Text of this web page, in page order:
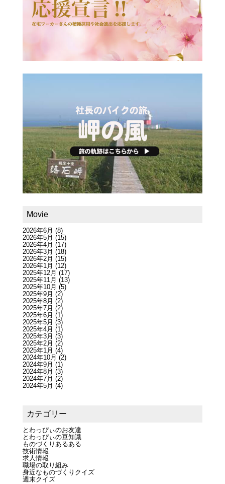
Movie
2026年6月 (8)
2026年5月 (15)
2026年4月 (17)
2026年3月 (18)
2026年2月 (15)
2026年1月 (12)
2025年12月 (17)
2025年11月 (13)
2025年10月 (5)
2025年9月 (2)
2025年8月 (2)
2025年7月 (2)
2025年6月 (1)
2025年5月 (3)
2025年4月 (1)
2025年3月 (3)
2025年2月 (2)
2025年1月 (4)
2024年10月 (2)
2024年9月 (1)
2024年8月 (3)
2024年7月 (2)
2024年5月 (4)
カテゴリー
とわっぴぃのお友達
とわっぴぃの豆知識
ものづくりあるある
技術情報
求人情報
職場の取り組み
身近なものづくりクイズ
週末クイズ